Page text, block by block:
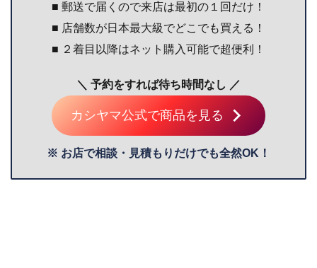
■ 郵送で届くので来店は最初の１回だけ！
■ 店舗数が日本最大級でどこでも買える！
■ ２着目以降はネット購入可能で超便利！
＼ 予約をすれば待ち時間なし ／
カシヤマ公式で商品を見る
※ お店で相談・見積もりだけでも全然OK！